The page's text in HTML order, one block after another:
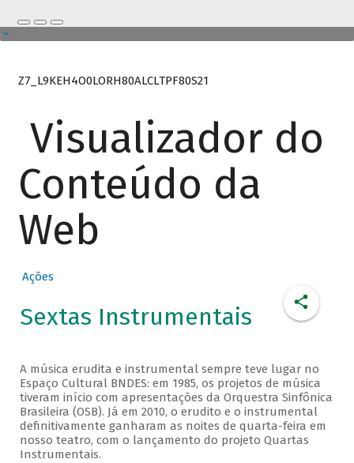
Z7_L9KEH4O0LORH80ALCLTPF80S21
Visualizador do
Conteúdo da
Web
Ações
Sextas Instrumentais
A música erudita e instrumental sempre teve lugar no
Espaço Cultural BNDES: em 1985, os projetos de música
tiveram início com apresentações da Orquestra Sinfônica
Brasileira (OSB). Já em 2010, o erudito e o instrumental
definitivamente ganharam as noites de quarta-feira em
nosso teatro, com o lançamento do projeto Quartas
Instrumentais.